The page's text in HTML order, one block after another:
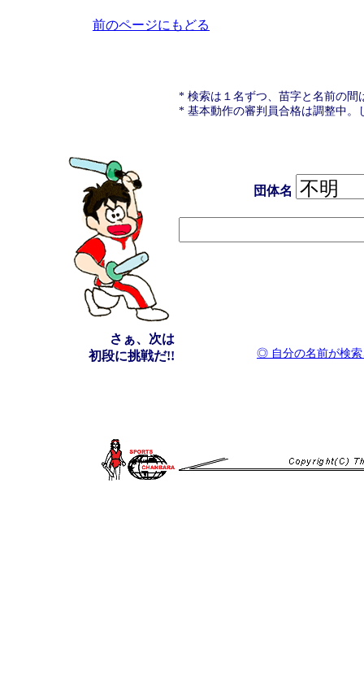
前のページにもどる
さぁ、次は
初段に挑戦だ!!
* 検索は１名ずつ、苗字と名前の間
* 基本動作の審判員合格は調整中。
団体名
◎ 自分の名前が検索